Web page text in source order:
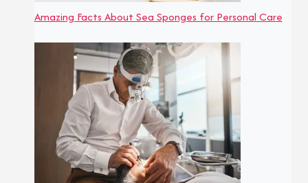
Amazing Facts About Sea Sponges for Personal Care